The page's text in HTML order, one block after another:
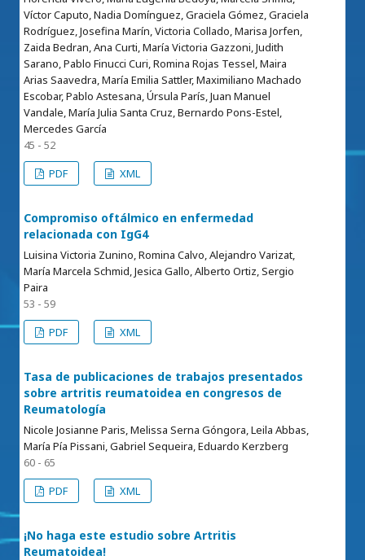
Víctor Caputo, Nadia Domínguez, Graciela Gómez, Graciela
Rodríguez, Josefina Marín, Victoria Collado, Marisa Jorfen,
Zaida Bedran, Ana Curti, María Victoria Gazzoni, Judith
Sarano, Pablo Finucci Curi, Romina Rojas Tessel, Maira
Arias Saavedra, María Emilia Sattler, Maximiliano Machado
Escobar, Pablo Astesana, Úrsula París, Juan Manuel
Vandale, María Julia Santa Cruz, Bernardo Pons-Estel,
Mercedes García
45 - 52
PDF
XML
Compromiso oftálmico en enfermedad
relacionada con IgG4
Luisina Victoria Zunino, Romina Calvo, Alejandro Varizat,
María Marcela Schmid, Jesica Gallo, Alberto Ortiz, Sergio
Paira
53 - 59
PDF
XML
Tasa de publicaciones de trabajos presentados
sobre artritis reumatoidea en congresos de
Reumatología
Nicole Josianne Paris, Melissa Serna Góngora, Leila Abbas,
María Pía Pissani, Gabriel Sequeira, Eduardo Kerzberg
60 - 65
PDF
XML
¡No haga este estudio sobre Artritis
Reumatoidea!